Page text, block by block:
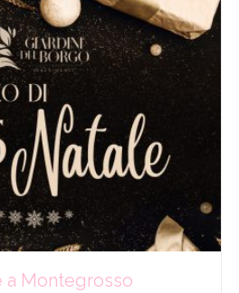
a Montegrosso